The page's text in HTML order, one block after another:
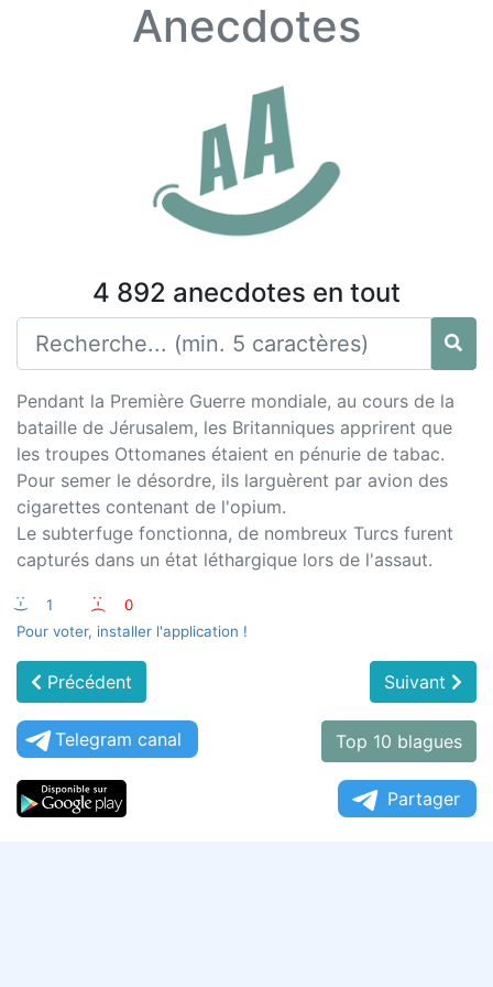
Anecdotes
4 892 anecdotes en tout
Pendant la Première Guerre mondiale, au cours de la
bataille de Jérusalem, les Britanniques apprirent que
les troupes Ottomanes étaient en pénurie de tabac.
Pour semer le désordre, ils larguèrent par avion des
cigarettes contenant de l'opium.
Le subterfuge fonctionna, de nombreux Turcs furent
capturés dans un état léthargique lors de l'assaut.
:-) 1 :-(
0
Pour voter, installer l'application !
Précédent Suivant
Telegram canal Top 10 blagues
Partager